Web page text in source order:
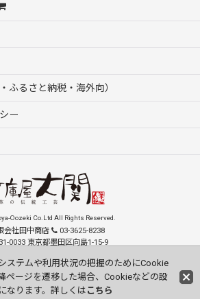
ふるさと納税・海外向）
ー
Oozeki Co.Ltd All Rights Reserved.
会社田中商店
03-3625-8238
0033 東京都墨田区向島1-15-9
Visit our English Store
ステムや利用状況の把握のためにCookie
ページを遷移した場合、Cookieなどの設
なります。詳しくは こちら